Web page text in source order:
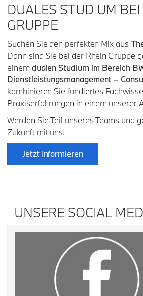
DUALES STUDIUM
GRUPPE
Suchen Sie den perfekten Mix aus
Dann sind Sie bei der Rhein Gruppe
einem dualen Studium im Bereich
Dienstleistungsmanagement –
kombinieren Sie fundiertes
Praxiserfahrungen in einem unserer
Werden Sie Teil unseres Teams und
Zukunft mit uns!
Jetzt Informieren
UNSERE SOCIAL